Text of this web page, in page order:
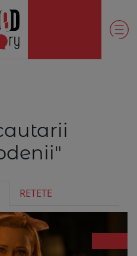
RETETE